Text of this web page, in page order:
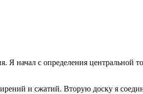
Я начал с определения центральной
и сжатий. Вторую доску я